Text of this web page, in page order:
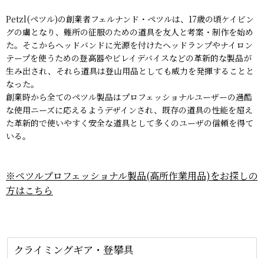
Petzl(ペツル)の創業者フェルナンド・ペツルは、17歳の頃ケイビン
グの虜となり、難所の征服のための道具を友人と考案・制作を始め
た。そこからヘッドバンドに光源を付けたヘッドランプやナイロン
テープを使うための登高器やビレイデバイスなどの革新的な製品が
生み出され、それら道具は登山用品としても威力を発揮することと
なった。
創業時から全てのペツル製品はプロフェッショナルユーザーの過酷
な使用ニーズに応えるようデザインされ、既存の道具の性能を超え
た革新的で使いやすく安全な道具として多くのユーザの信頼を得て
いる。
※ペツルプロフェッショナル製品(高所作業用品)をお探しの
方はこちら
クライミングギア・登攀具